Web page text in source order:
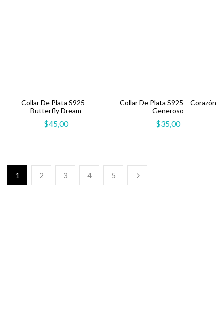
Collar De Plata S925 –
Butterfly Dream
$45,00
Collar De Plata S925 – Corazón
Generoso
$35,00
1 2 3 4 5